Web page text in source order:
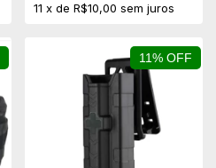
11 x de R$10,00 sem juros
11% OFF